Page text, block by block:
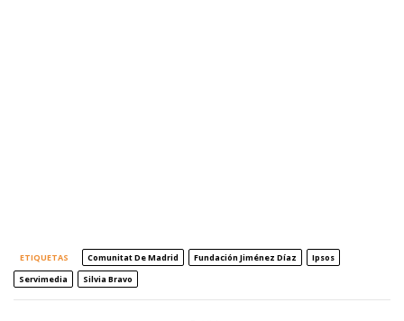
ETIQUETAS Comunitat De Madrid Fundación Jiménez Díaz
Ipsos
Servimedia
Silvia Bravo